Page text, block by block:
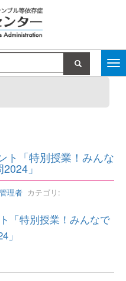
検索
ト「特別授業！みんな
2024」
理者 カテゴリ:
「特別授業！みんなで
」